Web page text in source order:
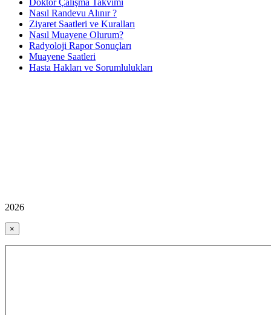
Doktor Çalışma Takvimi
Nasıl Randevu Alınır ?
Ziyaret Saatleri ve Kuralları
Nasıl Muayene Olurum?
Radyoloji Rapor Sonuçları
Muayene Saatleri
Hasta Hakları ve Sorumlulukları
2026
×